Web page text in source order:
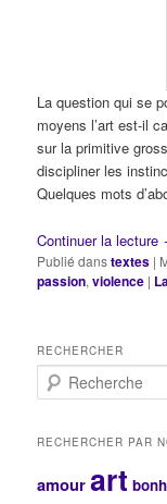
La question qui se
moyens l’art est-il
sur la primitive
discipliner les
Quelques mots
Continuer la lecture
Publié danstextes |
passion,violence |
RECHERCHER
e
h
r
RECHERCHER PAR
amourart